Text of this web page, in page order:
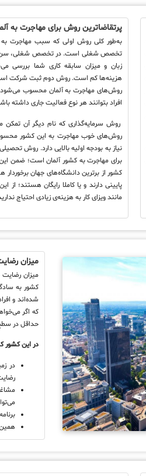
پرتقاضاترین روش برای مهاجرت به
به‌طور کلی روش اولی که سبب مهاجرت
تخصص شغلی است. در تخصص شغلی،
زبان و میزان سابقه کاری شما بررسی
هزینه‌ها کم است. روش دوم ثبت شرکت
روش‌های مهاجرت به آلمان محسوب
افراد بتوانند هر نوع فعالیت جاری داشته
روش سرمایه‌گذاری که نام دیگر آن
روش‌های خوب مهاجرت به این کشور
نیاز به بودجه اولیه بالایی دارد. روش
برای مهاجرت به کشور آلمان است؛ ضمن
کشور از برترین دانشگاه‌های جهان برخوردار
پایینی دارند و یا کاملا رایگان هستند؛ از
مانند ویزای کار به هزینه‌ی زیادی احتیاج
میزان
میزان رضایت
کشور به
شده‌اند و
که اگر
حداقل در
در این کشور
در
رضایت 85 درصد را